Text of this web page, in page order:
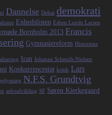
Dannelse Debat demokrati
Enhedslisten Esben Lunde Larsen
Bornholm 2013 Francis
Gymnasiereform Historiens
Iran Johanne Schmidt-Nielsen
Konkurrencestat kritik Lars
N.F.S. Grundtvig
selvudvikling SF Søren Kierkegaard